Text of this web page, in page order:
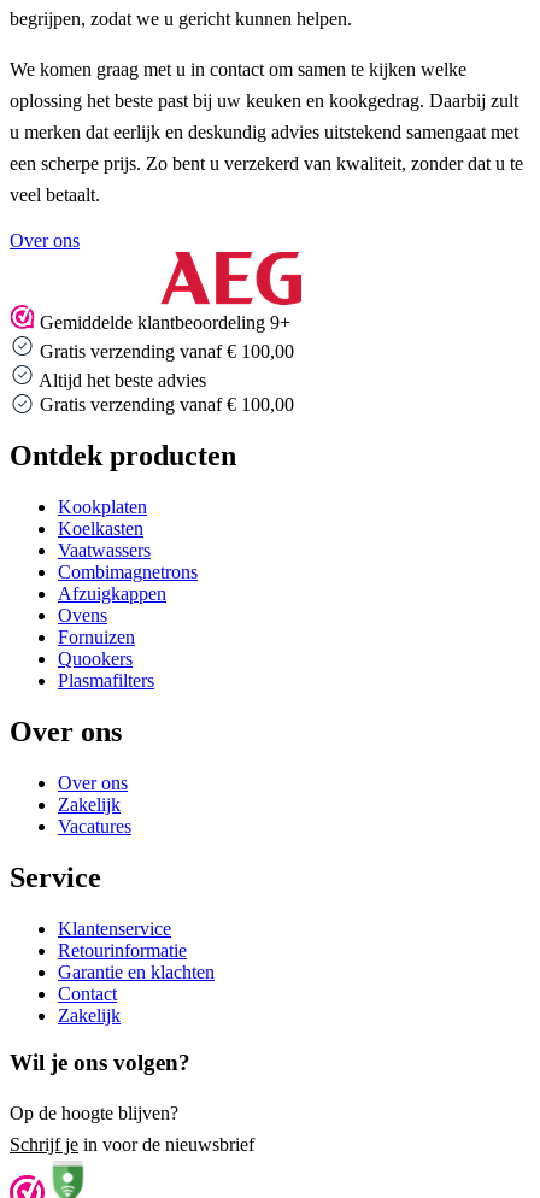
begrijpen, zodat we u gericht kunnen helpen.
We komen graag met u in contact om samen te kijken welke
oplossing het beste past bij uw keuken en kookgedrag. Daarbij zult
u merken dat eerlijk en deskundig advies uitstekend samengaat met
een scherpe prijs. Zo bent u verzekerd van kwaliteit, zonder dat u te
veel betaalt.
Over ons
Gemiddelde klantbeoordeling 9+
Gratis verzending vanaf € 100,00
Altijd het beste advies
Gratis verzending vanaf € 100,00
Ontdek producten
Kookplaten
Koelkasten
Vaatwassers
Combimagnetrons
Afzuigkappen
Ovens
Fornuizen
Quookers
Plasmafilters
Over ons
Over ons
Zakelijk
Vacatures
Service
Klantenservice
Retourinformatie
Garantie en klachten
Contact
Zakelijk
Wil je ons volgen?
Op de hoogte blijven?
Schrijf je in voor de nieuwsbrief